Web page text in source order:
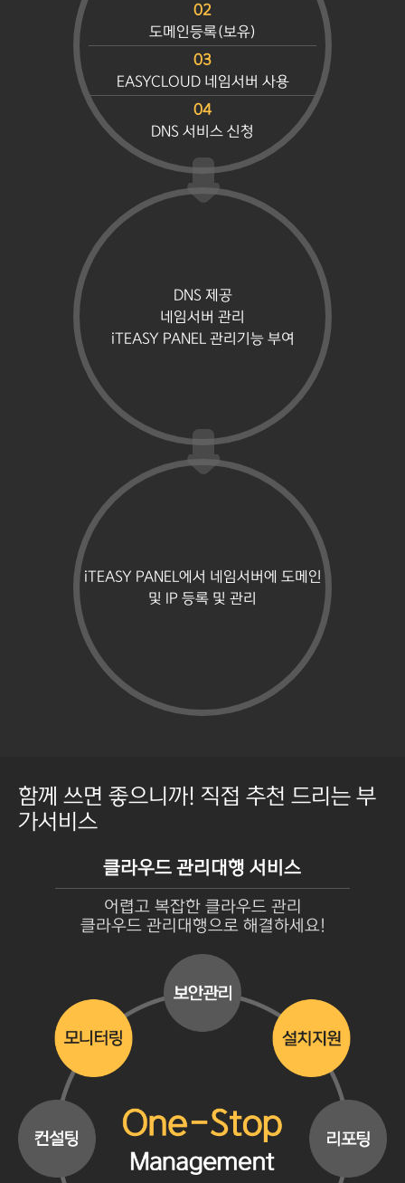
02
도메인등록(보유)
03
EASYCLOUD 네임서버 사용
04
DNS 서비스 신청
DNS 제공
네임서버 관리
iTEASY PANEL 관리기능 부여
iTEASY PANEL에서 네임서버에 도메인
및 IP 등록 및 관리
함께 쓰면 좋으니까! 직접 추천 드리는 부
가서비스
클라우드 관리대행 서비스
어렵고 복잡한 클라우드 관리
클라우드 관리대행으로 해결하세요!